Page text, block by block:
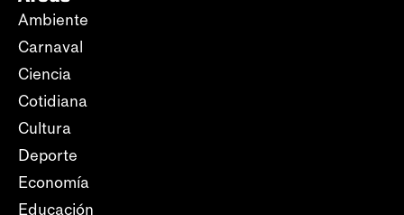
Ambiente
Carnaval
Ciencia
Cotidiana
Cultura
Deporte
Economía
Educación